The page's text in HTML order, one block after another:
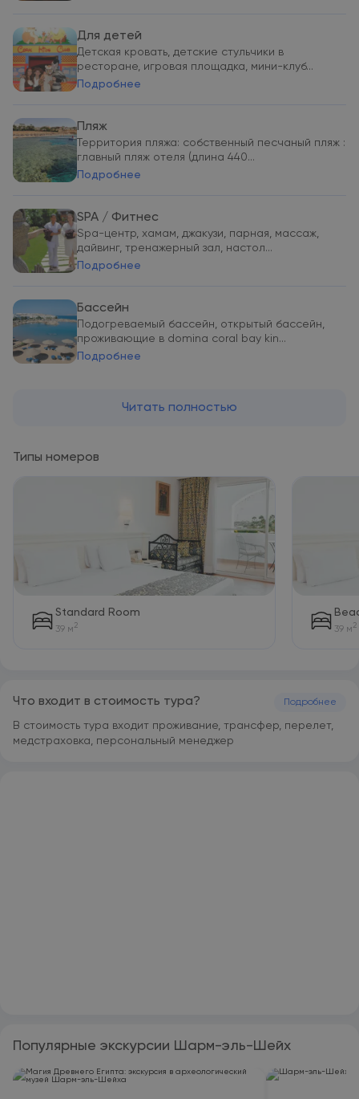
Для детей
Детская кровать, детские стульчики в
ресторане, игровая площадка, мини-клуб...
Подробнее
Пляж
Территория пляжа: собственный песчаный пляж :
главный пляж отеля (длина 440...
Подробнее
SPA / Фитнес
Spa-центр, хамам, джакузи, парная, массаж,
дайвинг, тренажерный зал, настол...
Подробнее
Бассейн
Подогреваемый бассейн, открытый бассейн,
проживающие в domina coral bay kin...
Подробнее
Читать полностью
Типы номеров
Standard Room
39 м 2 39 м 2
Что входит в стоимость тура? Подробнее
В стоимость тура входит проживание, трансфер, перелет,
медстраховка, персональный менеджер
Популярные экскурсии Шарм-эль-Шейх